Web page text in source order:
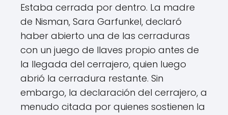
Estaba cerrada por dentro. La madre
de Nisman, Sara Garfunkel, declaró
haber abierto una de las cerraduras
con un juego de llaves propio antes de
la llegada del cerrajero, quien luego
abrió la cerradura restante. Sin
embargo, la declaración del cerrajero, a
menudo citada por quienes sostienen la